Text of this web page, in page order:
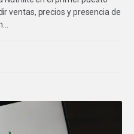
ventas, precios y presencia de